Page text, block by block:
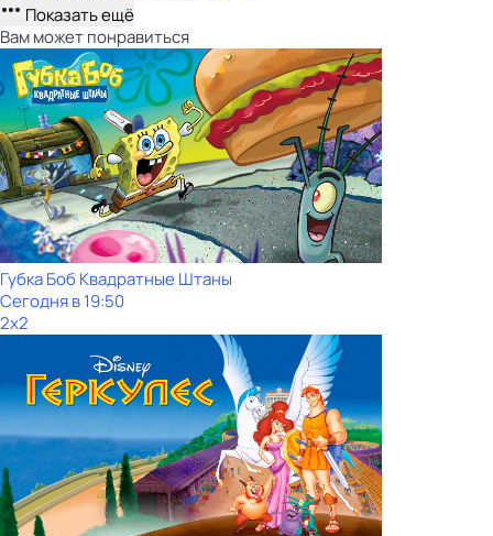
Показать ещё
Вам может понравиться
Губка Боб Квадратные Штаны
Сегодня в 19:50
2x2